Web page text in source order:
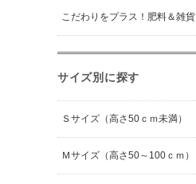
こだわりをプラス！肥料＆雑貨
サイズ別に探す
Ｓサイズ（高さ50ｃｍ未満）
Ｍサイズ（高さ50～100ｃｍ）